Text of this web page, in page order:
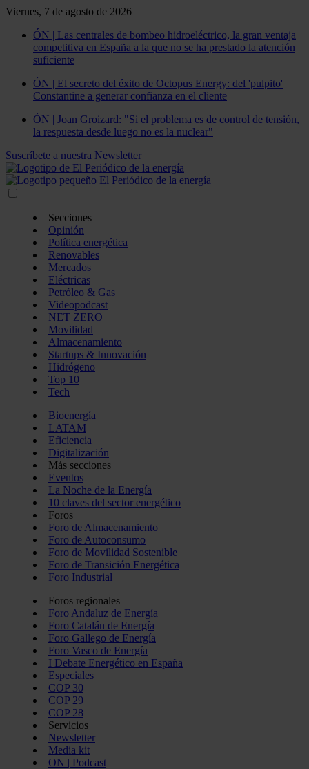
Viernes, 7 de agosto de 2026
ÓN | Las centrales de bombeo hidroeléctrico, la gran ventaja
competitiva en España a la que no se ha prestado la atención
suficiente
ÓN | El secreto del éxito de Octopus Energy: del 'pulpito'
Constantine a generar confianza en el cliente
ÓN | Joan Groizard: "Si el problema es de control de tensión,
la respuesta desde luego no es la nuclear"
Suscríbete a nuestra Newsletter
Secciones
Opinión
Política energética
Renovables
Mercados
Eléctricas
Petróleo & Gas
Videopodcast
NET ZERO
Movilidad
Almacenamiento
Startups & Innovación
Hidrógeno
Top 10
Tech
Bioenergía
LATAM
Eficiencia
Digitalización
Más secciones
Eventos
La Noche de la Energía
10 claves del sector energético
Foros
Foro de Almacenamiento
Foro de Autoconsumo
Foro de Movilidad Sostenible
Foro de Transición Energética
Foro Industrial
Foros regionales
Foro Andaluz de Energía
Foro Catalán de Energía
Foro Gallego de Energía
Foro Vasco de Energía
I Debate Energético en España
Especiales
COP 30
COP 29
COP 28
Servicios
Newsletter
Media kit
ON | Podcast